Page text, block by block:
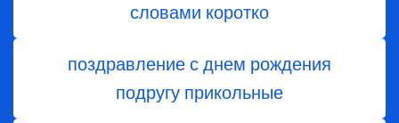
словами коротко
поздравление с днем рождения
подругу прикольные